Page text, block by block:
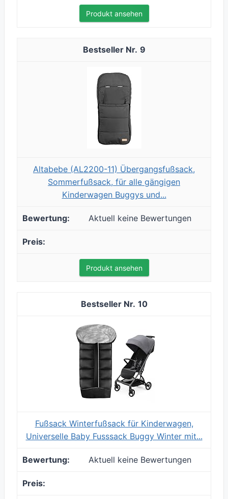
Produkt ansehen
9
Altabebe (AL2200-11) Übergangsfußsack,
Sommerfußsack, für alle gängigen
Kinderwagen Buggys und...
Aktuell keine Bewertungen
Produkt ansehen
10
Fußsack Winterfußsack für Kinderwagen,
Universelle Baby Fusssack Buggy Winter mit...
Aktuell keine Bewertungen